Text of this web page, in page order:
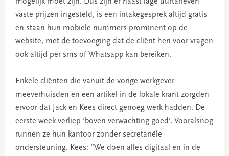
vaste prijzen ingesteld, is een intakegesprek altijd gratis
en staan hun mobiele nummers prominent op de
website, met de toevoeging dat de cliënt hen voor vragen
ook altijd per sms of Whatsapp kan bereiken.
Enkele cliënten die vanuit de vorige werkgever
meeverhuisden en een artikel in de lokale krant zorgden
ervoor dat Jack en Kees direct genoeg werk hadden. De
eerste week verliep ‘boven verwachting goed’. Vooralsnog
runnen ze hun kantoor zonder secretariële
ondersteuning. Kees: “We doen alles digitaal en in de